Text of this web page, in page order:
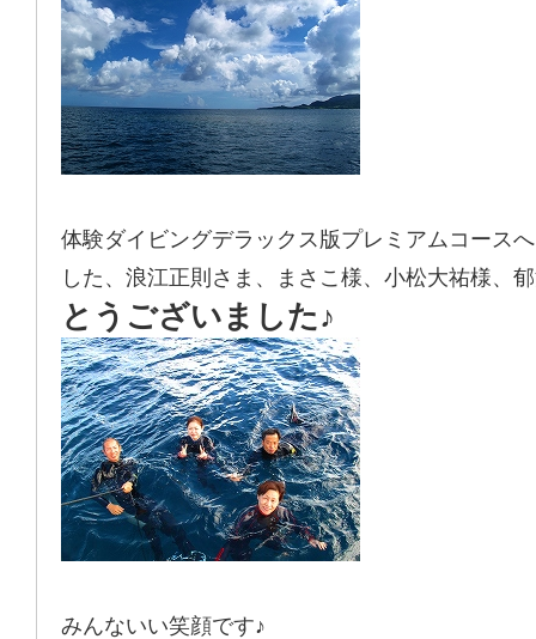
体験ダイビングデラックス版プレミアムコース
した、浪江正則さま、まさこ様、小松大祐様、
とうございました♪
みんないい笑顔です♪